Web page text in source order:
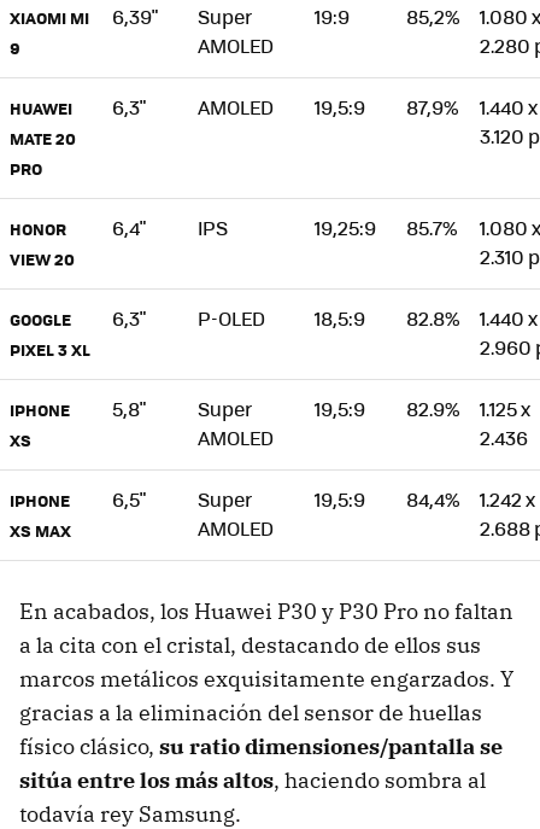
XIAOMI MI
9
6,39"
Super
AMOLED
19:9 85,2%
1.080 x
2.280
HUAWEI
MATE 20
PRO
6,3" AMOLED 19,5:9 87,9%
1.440 x
3.120
HONOR
VIEW 20
6,4" IPS 19,25:9 85.7%
1.080 x
2.310
GOOGLE
PIXEL 3 XL
6,3" P-OLED 18,5:9 82.8%
1.440 x
2.960
IPHONE
XS
5,8"
Super
AMOLED
19,5:9 82.9%
1.125 x
2.436
IPHONE
XS MAX
6,5"
Super
AMOLED
19,5:9 84,4%
1.242 x
2.688
En acabados, los Huawei P30 y P30 Pro no faltan
a la cita con el cristal, destacando de ellos sus
marcos metálicos exquisitamente engarzados. Y
gracias a la eliminación del sensor de huellas
físico clásico, su ratio dimensiones/pantalla se
sitúa entre los más altos, haciendo sombra al
todavía rey Samsung.